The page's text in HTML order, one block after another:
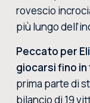
rovescio
più lungo
Peccato per
giocarsi fino
prima parte di
bilancio di 19